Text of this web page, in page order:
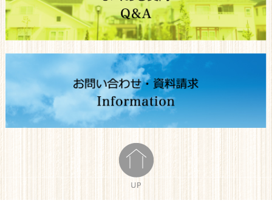
2026-05-22
ショールームがついにフルリニューアルオープン！
5月23日（土）10時より、いよいよショールームが移転フルリニ
ューアルオープンします！先着順に記念グッズをお配りしますの
で、ふるってご来場ください！水廻りをはじめとした様々な展示
コーナの他、ソーラーシステム「太陽光パネル＆蓄電池」もご覧
いただけます！
ショールームオープン記念フェア開催：5/23(土) → 6/21(日)
スマイルハウス リフォーム館、移転フルリニューアルオープン
のお知らせ！